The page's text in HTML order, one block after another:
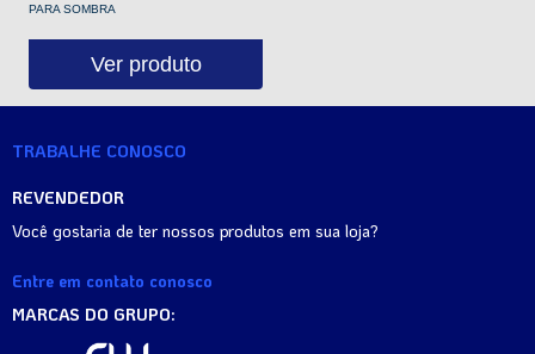
PARA SOMBRA
Ver produto
TRABALHE CONOSCO
REVENDEDOR
Você gostaria de ter nossos produtos em sua loja?
Entre em contato conosco
MARCAS DO GRUPO: